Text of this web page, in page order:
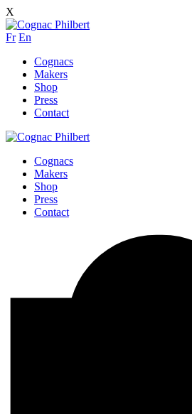
X
Fr En
Cognacs
Makers
Shop
Press
Contact
Cognacs
Makers
Shop
Press
Contact